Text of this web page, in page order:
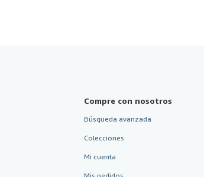
Compre con nosotros
Búsqueda avanzada
Colecciones
Mi cuenta